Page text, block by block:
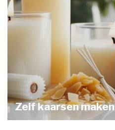
Zelf kaarsen maken